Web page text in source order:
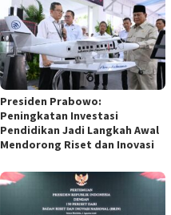
Presiden Prabowo:
Peningkatan Investasi
Pendidikan Jadi Langkah Awal
Mendorong Riset dan Inovasi